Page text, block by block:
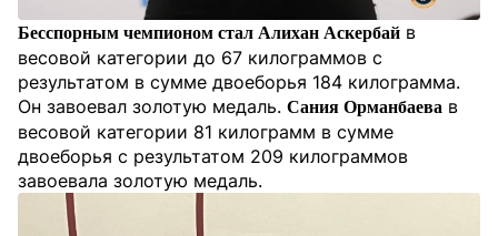
Бесспорным чемпионом стал Алихан Аскербай в
весовой категории до 67 килограммов с
результатом в сумме двоеборья 184 килограмма.
Он завоевал золотую медаль. Сания Орманбаева в
весовой категории 81 килограмм в сумме
двоеборья с результатом 209 килограммов
завоевала золотую медаль.